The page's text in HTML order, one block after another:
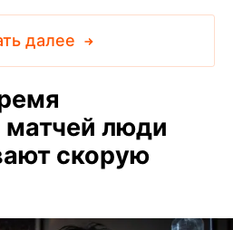
далее
люди
скорую